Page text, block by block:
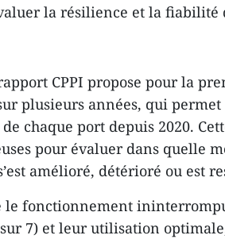
la résilience et la fiabilité
CPPI propose pour la
plusieurs années, qui
chaque port depuis 2020.
pour évaluer dans quelle
amélioré, détérioré ou est
le fonctionnement
7) et leur utilisation